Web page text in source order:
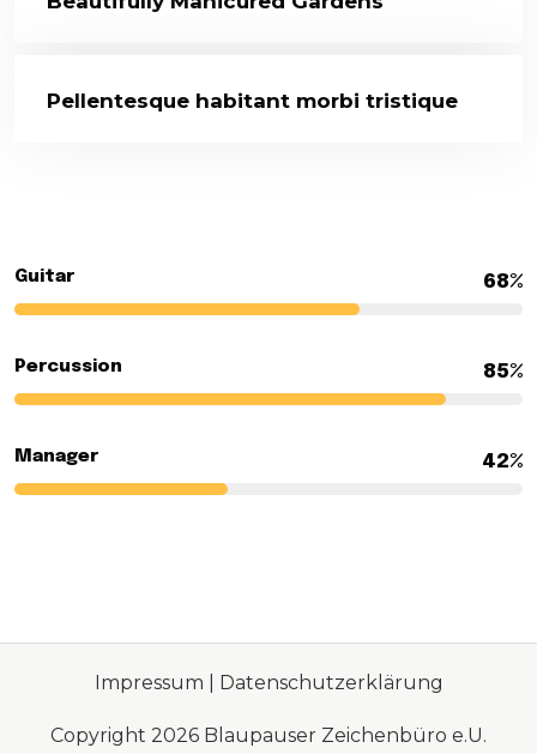
Pellentesque habitant morbi tristique
Guitar 68%
Percussion 85%
Manager 42%
Impressum Datenschutzerklärung
Copyright 2026 Blaupauser Zeichenbüro e.U.